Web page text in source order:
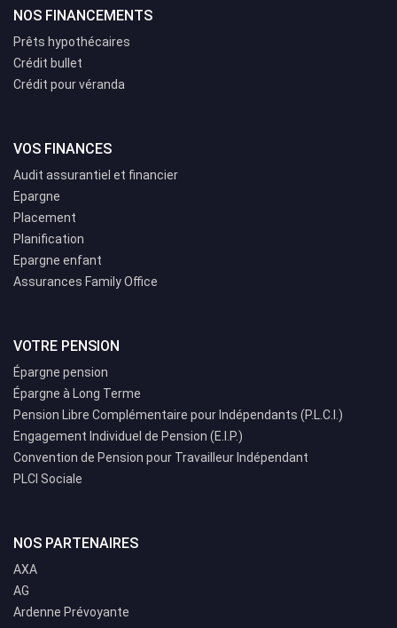
NOS FINANCEMENTS
Prêts hypothécaires
Crédit bullet
Crédit pour véranda
VOS FINANCES
Audit assurantiel et financier
Epargne
Placement
Planification
Epargne enfant
Assurances Family Office
VOTRE PENSION
Épargne pension
Épargne à Long Terme
Pension Libre Complémentaire pour Indépendants (P.L.C.I.)
Engagement Individuel de Pension (E.I.P.)
Convention de Pension pour Travailleur Indépendant
PLCI Sociale
NOS PARTENAIRES
AXA
AG
Ardenne Prévoyante